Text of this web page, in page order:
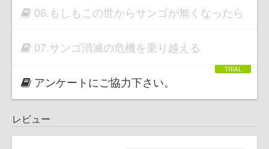
06.もしもこの世からサンゴが無くなったら
07.サンゴ消滅の危機を乗り越える
アンケートにご協力下さい。
レビュー